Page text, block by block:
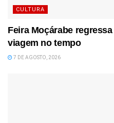
CULTURA
Feira Moçárabe
viagem no tempo
7 DE AGOSTO, 2026